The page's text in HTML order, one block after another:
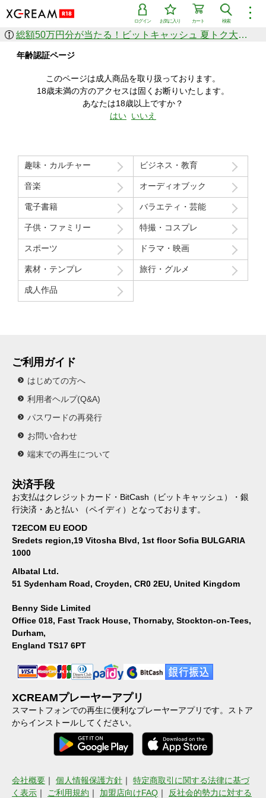
︙
検索
カート
お気に入り
ログイン
作品を探す
ジャンル
シリーズ
人気のセール中商品
新着セール中商品
すべての作品から探す
価格の安い順
価格の高い順
月間ランキング
年間ランキング
総額50万円分が当たる！ビットキャッシュ 夏トク大感謝祭
年齢認証ページ
このページは成人商品を取り扱っております。
18歳未満の方のアクセスは固くお断りいたします。
あなたは18歳以上ですか？
はい いいえ
趣味・カルチャー ビジネス・教育
音楽 オーディオブック
電子書籍 バラエティ・芸能
子供・ファミリー 特撮・コスプレ
スポーツ ドラマ・映画
素材・テンプレ 旅行・グルメ
成人作品
ご利用ガイド
はじめての方へ
利用者ヘルプ(Q&A)
パスワードの再発行
お問い合わせ
端末での再生について
決済手段
お支払はクレジットカード・BitCash（ビットキャッシュ）・銀
行決済・あと払い （ペイディ）となっております。
T2ECOM EU EOOD
Sredets region,19 Vitosha Blvd, 1st floor Sofia BULGARIA
1000
Albatal Ltd.
51 Sydenham Road, Croyden, CR0 2EU, United Kingdom
Benny Side Limited
Office 018, Fast Track House, Thornaby, Stockton-on-Tees,
Durham,
England TS17 6PT
XCREAMプレーヤーアプリ
スマートフォンでの再生に便利なプレーヤーアプリです。ストア
からインストールしてください。
会社概要 ｜ 個人情報保護方針 ｜ 特定商取引に関する法律に基づ
く表示 ｜ ご利用規約 ｜ 加盟店向けFAQ ｜ 反社会的勢力に対する